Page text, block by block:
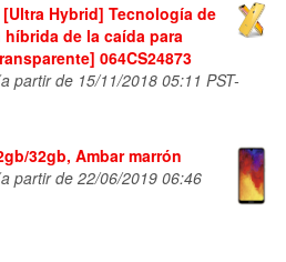
Hybrid] Tecnología de
de la caída para
064CS24873
partir de 15/11/2018 05:11 PST-
32gb, Ambar marrón
partir de 22/06/2019 06:46